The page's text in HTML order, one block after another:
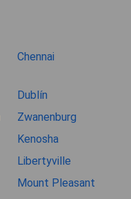
Chennai
Dublín
Zwanenburg
Kenosha
Libertyville
Mount Pleasant